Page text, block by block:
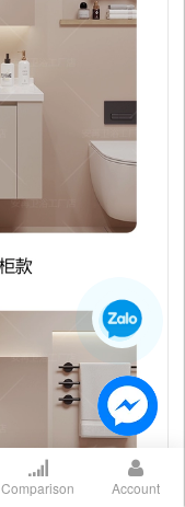
Comparison Account